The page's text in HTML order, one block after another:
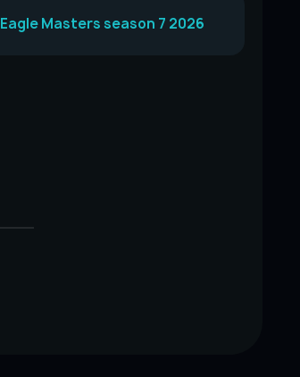
Dust2.us Eagle Masters season 7 2026